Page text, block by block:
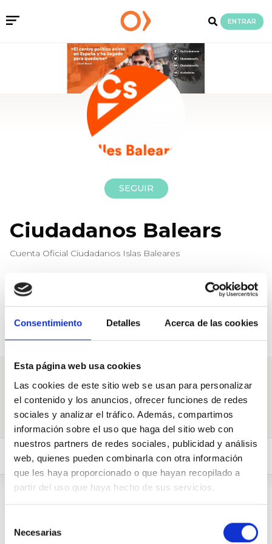
Consentimiento Detalles Acerca de las cookies
Esta página web usa cookies
Las cookies de este sitio web se usan para personalizar
el contenido y los anuncios, ofrecer funciones de redes
sociales y analizar el tráfico. Además, compartimos
información sobre el uso que haga del sitio web con
nuestros partners de redes sociales, publicidad y análisis
web, quienes pueden combinarla con otra información
que les haya proporcionado o que hayan recopilado a
partir del uso que haya hecho de sus servicios.
Necesarias
ENTRAR
SEGUIR
Ciudadanos Balears
Cuenta Oficial Ciudadanos Islas Baleares
Pregunta a Ciudadanos
Balears
20 apoyos necesarios.
Pregúntame
Preguntas (2) Biografía
Biografía
Cuenta Oficial Ciudadanos Islas Baleares